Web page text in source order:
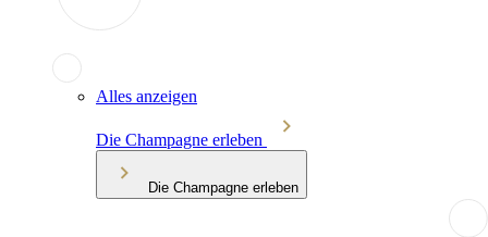
Alles anzeigen
Die Champagne erleben
Die Champagne erleben